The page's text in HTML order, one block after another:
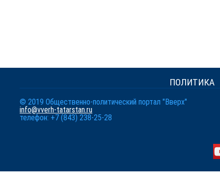
ПОЛИТИКА
© 2019 Общественно-политический портал "Вверх"
info@vverh-tatarstan.ru
телефон: +7 (843) 238-25-28